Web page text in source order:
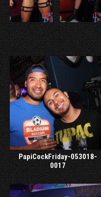
PapiCockFriday-053018-
0017